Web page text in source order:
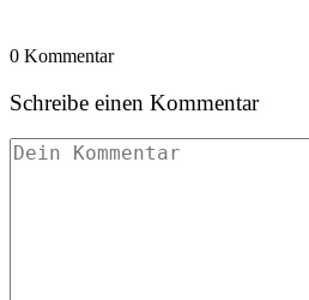
0 Kommentar
Schreibe einen Kommentar